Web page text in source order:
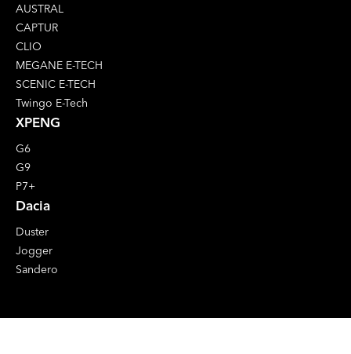
AUSTRAL
CAPTUR
CLIO
MEGANE E-TECH
SCENIC E-TECH
Twingo E-Tech
XPENG
G6
G9
P7+
Dacia
Duster
Jogger
Sandero